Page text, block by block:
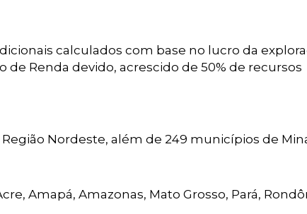
calculados com base no lucro da
Renda devido, acrescido de 50% de recursos
Nordeste, além de 249 municípios de
Amapá, Amazonas, Mato Grosso, Pará,